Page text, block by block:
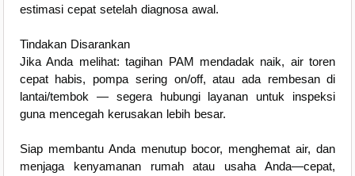
estimasi cepat setelah diagnosa awal.
Tindakan Disarankan
Jika Anda melihat: tagihan PAM mendadak naik, air toren
cepat habis, pompa sering on/off, atau ada rembesan di
lantai/tembok — segera hubungi layanan untuk inspeksi
guna mencegah kerusakan lebih besar.
Siap membantu Anda menutup bocor, menghemat air, dan
menjaga kenyamanan rumah atau usaha Anda—cepat,